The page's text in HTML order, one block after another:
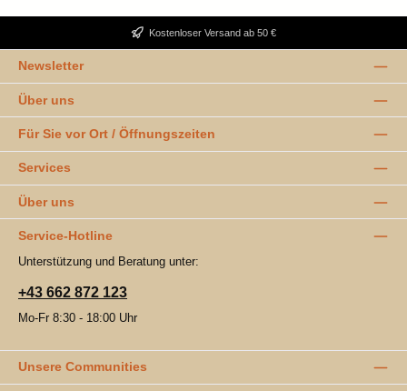
Kostenloser Versand ab 50 €
Newsletter
Über uns
Für Sie vor Ort / Öffnungszeiten
Services
Über uns
Service-Hotline
Unterstützung und Beratung unter:
+43 662 872 123
Mo-Fr 8:30 - 18:00 Uhr
Unsere Communities